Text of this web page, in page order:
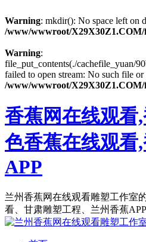
Warning: mkdir(): No space left on
/www/wwwroot/
Warning:
file_put_contents(./cachefile_yuan/
failed to open stream: No such file
/www/wwwroot/
香蕉网在线观看
色香蕉在线观看
APP
兰州香蕉网在线观看雕塑工作室
看、甘肃雕塑工程、兰州香蕉